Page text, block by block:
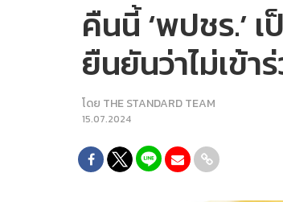
คืนนี้ ‘พปชร.’
ยืนยันว่าไม่เข้า
โดย THE STANDARD TEAM
15.07.2024